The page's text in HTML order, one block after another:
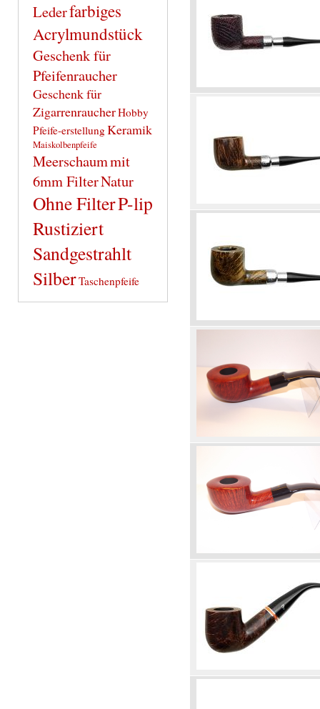
Lederfarbiges
Acrylmundstück
Geschenk für
Pfeifenraucher
Geschenk für
ZigarrenraucherHobby
Pfeife-erstellungKeramik
Maiskolbenpfeife
Meerschaummit
6mm FilterNatur
Ohne FilterP-lip
Rustiziert
Sandgestrahlt
SilberTaschenpfeife